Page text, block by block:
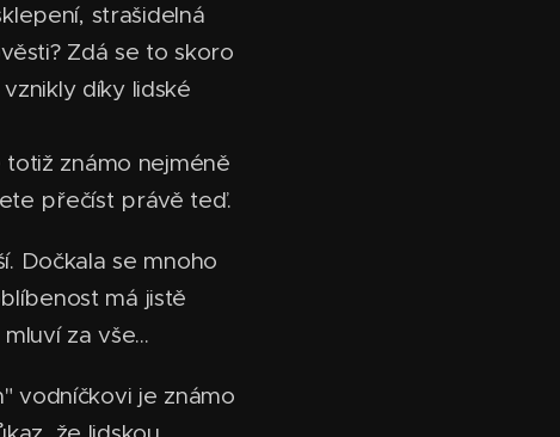
strašidelná
Zdá se to skoro
díky lidské
známo nejméně
přečíst právě teď.
Dočkala se mnoho
má jistě
za vše...
vodníčkovi je známo